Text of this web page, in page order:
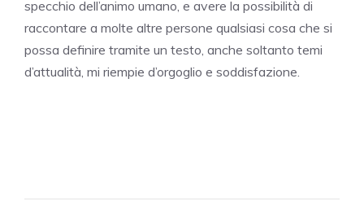
specchio dell’animo umano, e avere la possibilità di
raccontare a molte altre persone qualsiasi cosa che si
possa definire tramite un testo, anche soltanto temi
d’attualità, mi riempie d’orgoglio e soddisfazione.